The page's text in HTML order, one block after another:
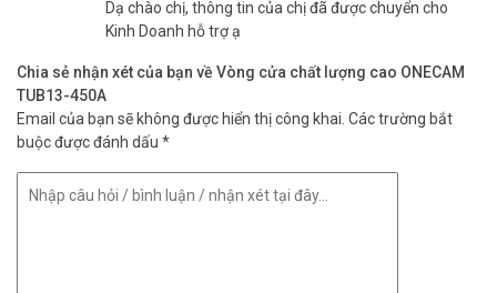
Dạ chào chị, thông tin của chị đã được chuyển cho
Kinh Doanh hỗ trợ ạ
Chia sẻ nhận xét của bạn về Vòng cửa chất lượng cao ONECAM
TUB13-450A
Email của bạn sẽ không được hiển thị công khai. Các trường bắt
buộc được đánh dấu *